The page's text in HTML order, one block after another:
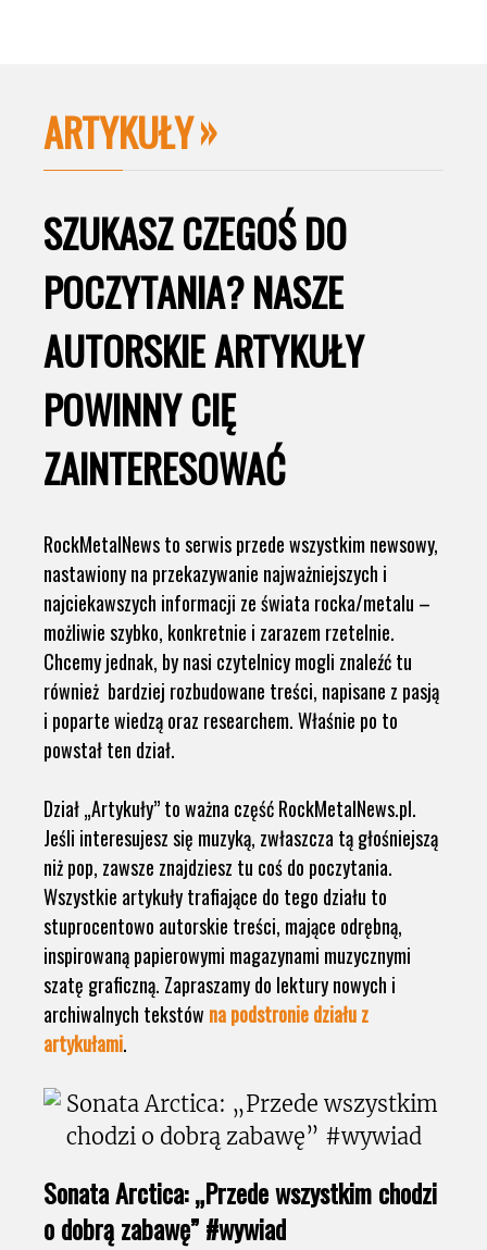
ARTYKUŁY
SZUKASZ CZEGOŚ DO
POCZYTANIA? NASZE
AUTORSKIE ARTYKUŁY
POWINNY CIĘ
ZAINTERESOWAĆ
RockMetalNews to serwis przede wszystkim newsowy,
nastawiony na przekazywanie najważniejszych i
najciekawszych informacji ze świata rocka/metalu –
możliwie szybko, konkretnie i zarazem rzetelnie.
Chcemy jednak, by nasi czytelnicy mogli znaleźć tu
również bardziej rozbudowane treści, napisane z pasją
i poparte wiedzą oraz researchem. Właśnie po to
powstał ten dział.
Dział „Artykuły” to ważna część RockMetalNews.pl.
Jeśli interesujesz się muzyką, zwłaszcza tą głośniejszą
niż pop, zawsze znajdziesz tu coś do poczytania.
Wszystkie artykuły trafiające do tego działu to
stuprocentowo autorskie treści, mające odrębną,
inspirowaną papierowymi magazynami muzycznymi
szatę graficzną. Zapraszamy do lektury nowych i
archiwalnych tekstów na podstronie działu z
artykułami.
Sonata Arctica: „Przede wszystkim chodzi
o dobrą zabawę” #wywiad